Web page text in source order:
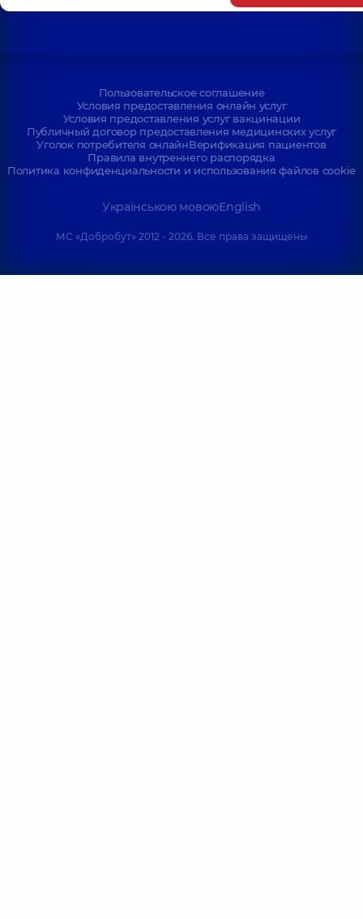
Пользовательское соглашение
Условия предоставления онлайн услуг
Условия предоставления услуг вакцинации
Публичный договор предоставления медицинских услуг
Уголок потребителя онлайнВерификация пациентов
Правила внутреннего распорядка
Политика конфиденциальности и использования файлов cookie
Українською мовоюEnglish
МС «Добробут» 2012 - 2026. Все права защищены